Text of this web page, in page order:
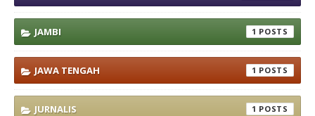
JAMBI 1
JAWA TENGAH 1
JURNALIS 1